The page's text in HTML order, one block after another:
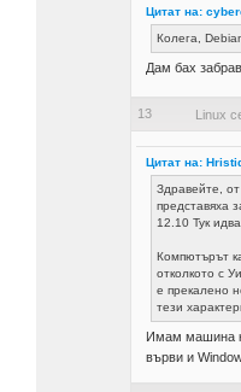
Цитат на:
Колега,
Дам бах
13 Linux
Цитат на:
Здравейте,
представяха
12.10 Тук
Компютърът
отколкото с
е прекалено
тези
Имам машина
върви и